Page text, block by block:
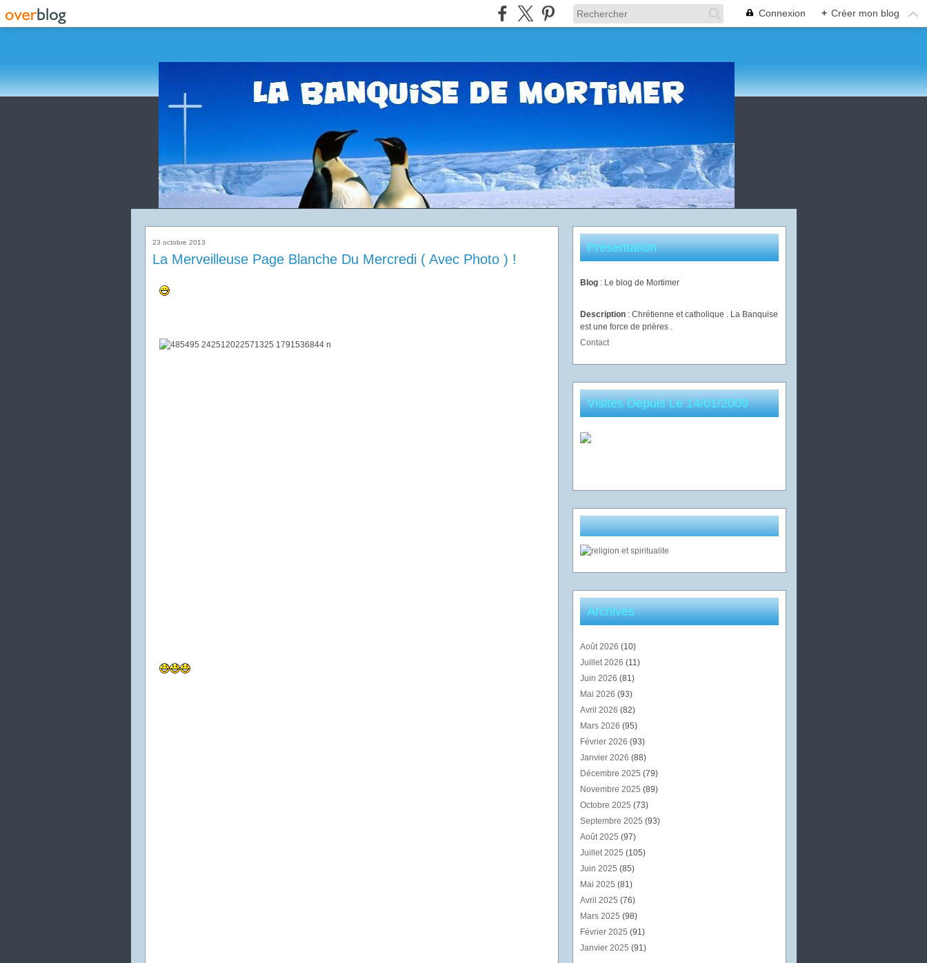
Connexion + Créer mon blog
23 octobre 2013
La Merveilleuse Page Blanche Du Mercredi ( Avec Photo ) !
Présentation
Blog : Le blog de Mortimer
Description : Chrétienne et catholique . La Banquise
est une force de prières .
Contact
Visites Depuis Le 14/01/2009
Archives
Août 2026 (10)
Juillet 2026 (11)
Juin 2026 (81)
Mai 2026 (93)
Avril 2026 (82)
Mars 2026 (95)
Février 2026 (93)
Janvier 2026 (88)
Décembre 2025 (79)
Novembre 2025 (89)
Octobre 2025 (73)
Septembre 2025 (93)
Août 2025 (97)
Juillet 2025 (105)
Juin 2025 (85)
Mai 2025 (81)
Avril 2025 (76)
Mars 2025 (98)
Février 2025 (91)
Janvier 2025 (91)